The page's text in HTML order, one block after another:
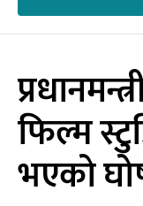
फिल्म
भएको